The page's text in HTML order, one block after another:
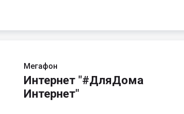
Мегафон
Интернет "#ДляДома
Интернет"